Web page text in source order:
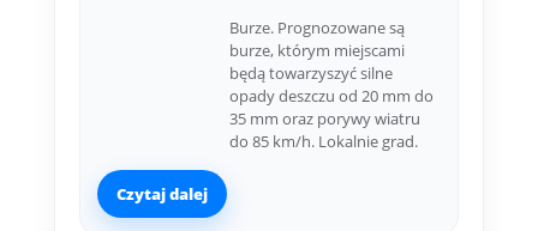
Burze. Prognozowane są
burze, którym miejscami
będą towarzyszyć silne
opady deszczu od 20 mm do
35 mm oraz porywy wiatru
do 85 km/h. Lokalnie grad.
Czytaj dalej